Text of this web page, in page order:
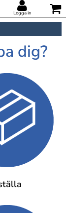
Logga in
dig?